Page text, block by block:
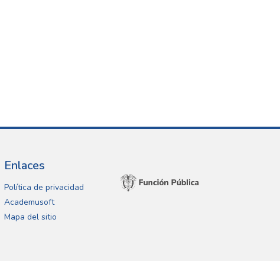
Enlaces
Política de privacidad
Academusoft
Mapa del sitio